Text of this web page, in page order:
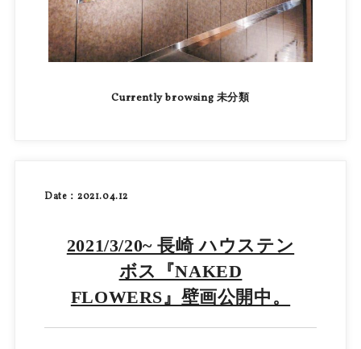
Currently browsing 未分類
Date：2021.04.12
2021/3/20~ 長崎 ハウステン
ボス『NAKED
FLOWERS』壁画公開中。